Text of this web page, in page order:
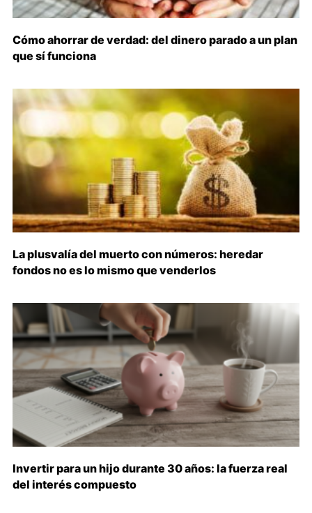
Cómo ahorrar de verdad: del dinero parado a un plan
que sí funciona
La plusvalía del muerto con números: heredar
fondos no es lo mismo que venderlos
Invertir para un hijo durante 30 años: la fuerza real
del interés compuesto